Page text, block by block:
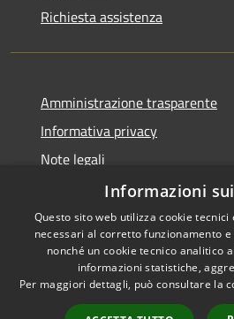
Richiesta assistenza
Amministrazione trasparente
Informativa privacy
Note legali
Dichiarazione di accessibilità
RSS
Accessibilità
Informazioni
Questo sito web utilizza cookie
necessari al corretto funzionamento
nonché un cookie tecnico analitico
informazioni statistiche,
Per maggiori dettagli, può consultare la